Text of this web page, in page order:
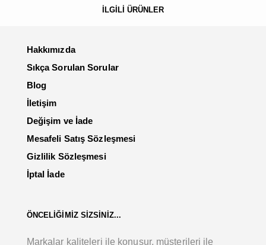
İLGİLİ ÜRÜNLER
Hakkımızda
Sıkça Sorulan Sorular
Blog
İletişim
Değişim ve İade
Mesafeli Satış Sözleşmesi
Gizlilik Sözleşmesi
İptal İade
ÖNCELİĞİMİZ SİZSİNİZ...
Markalar kaliteleri ile konuşur, müşterileri ile